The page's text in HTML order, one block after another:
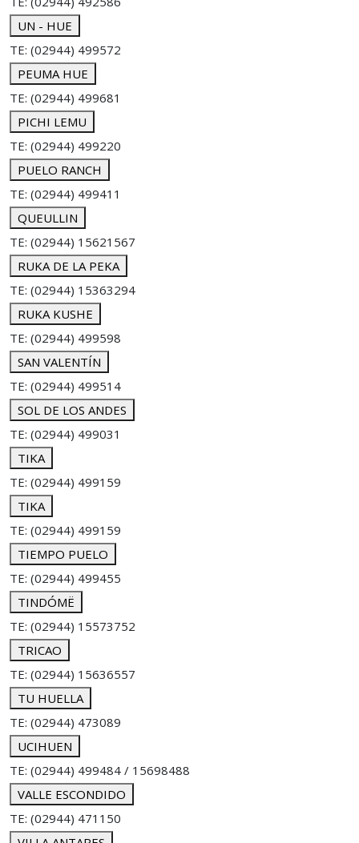
UN - HUE
TE: (02944) 499572
PEUMA HUE
TE: (02944) 499681
PICHI LEMU
TE: (02944) 499220
PUELO RANCH
TE: (02944) 499411
QUEULLIN
TE: (02944) 15621567
RUKA DE LA PEKA
TE: (02944) 15363294
RUKA KUSHE
TE: (02944) 499598
SAN VALENTÍN
TE: (02944) 499514
SOL DE LOS ANDES
TE: (02944) 499031
TIKA
TE: (02944) 499159
TIKA
TE: (02944) 499159
TIEMPO PUELO
TE: (02944) 499455
TINDÓMË
TE: (02944) 15573752
TRICAO
TE: (02944) 15636557
TU HUELLA
TE: (02944) 473089
UCIHUEN
TE: (02944) 499484 / 15698488
VALLE ESCONDIDO
TE: (02944) 471150